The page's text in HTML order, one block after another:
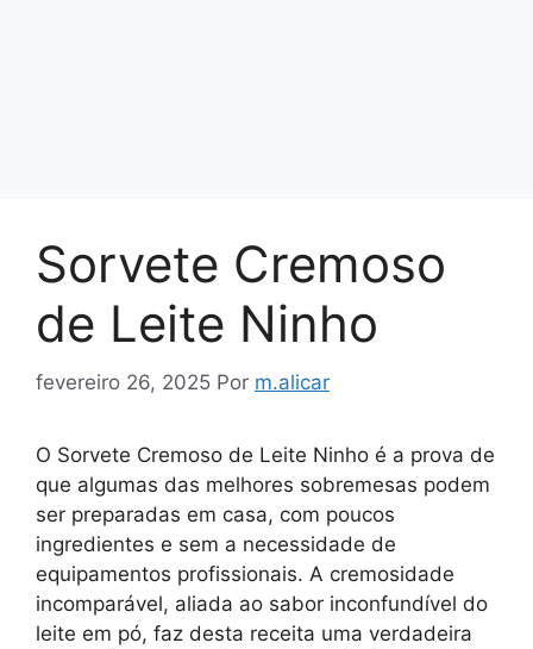
Sorvete Cremoso
de Leite Ninho
fevereiro 26, 2025 Por m.alicar
O Sorvete Cremoso de Leite Ninho é a prova de
que algumas das melhores sobremesas podem
ser preparadas em casa, com poucos
ingredientes e sem a necessidade de
equipamentos profissionais. A cremosidade
incomparável, aliada ao sabor inconfundível do
leite em pó, faz desta receita uma verdadeira